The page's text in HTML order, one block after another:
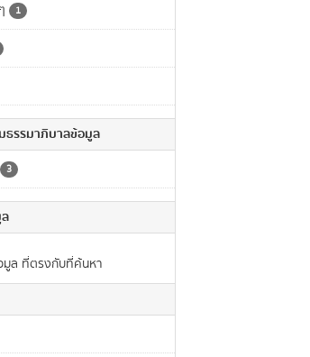
1
รรมาภิบาลข้อมูล
3
มูล ที่ตรงกับที่ค้นหา